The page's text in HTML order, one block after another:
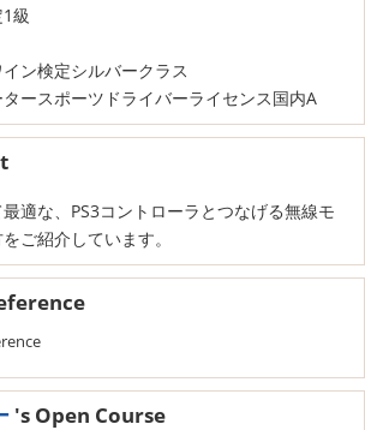
級
ン検定シルバークラス
ースポーツドライバーライセンス国内A
適な、PS3コントローラとつなげる無線モ
ご紹介しています。
's Open Course